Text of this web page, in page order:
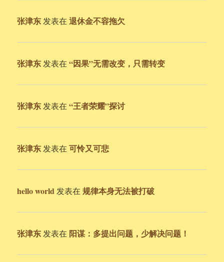
张津东 发表在退休金不容拖欠
张津东 发表在“因果”无需改变，只需转变
张津东 发表在“王者荣耀”探讨
张津东 发表在可怜又可悲
hello world 发表在规律本身无法被打破
张津东 发表在 阳谋：多提出问题，少解决问题！